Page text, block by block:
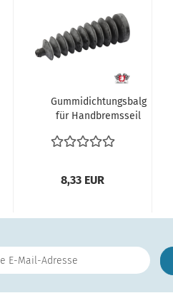
Gummidichtungsbalg
für Handbremsseil
Drehzahlmesserkabel...
8,33 EUR